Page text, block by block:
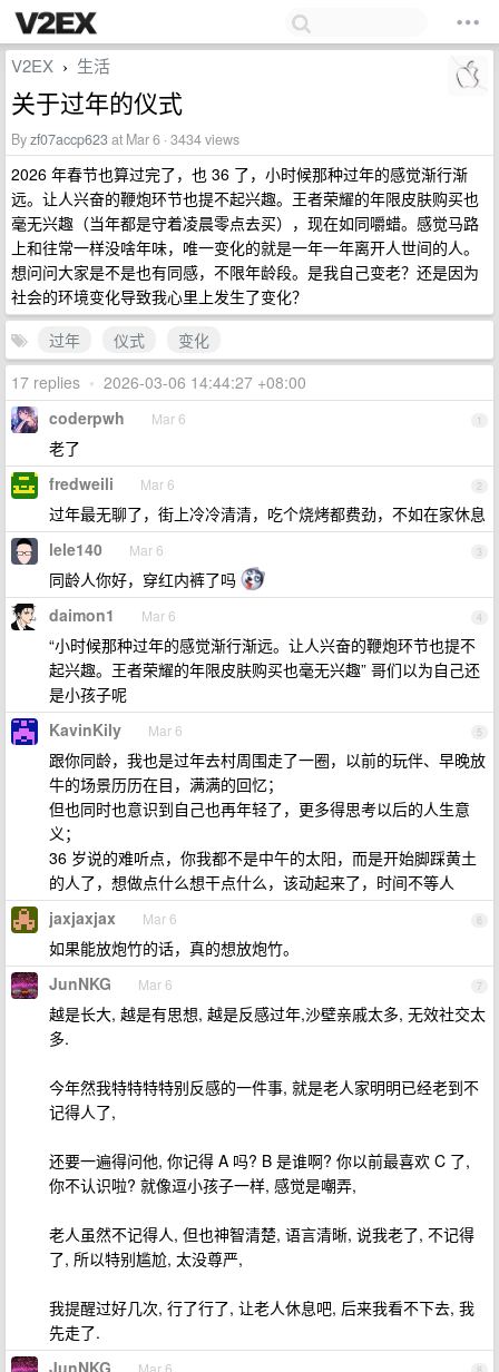
V2EX › 生活
关于过年的仪式
Byzf07accp623at Mar 6 · 3434 views
2026 年春节也算过完了，也 36 了，小时候那种过年的感觉渐行渐
远。让人兴奋的鞭炮环节也提不起兴趣。王者荣耀的年限皮肤购买也
毫无兴趣（当年都是守着凌晨零点去买），现在如同嚼蜡。感觉马路
上和往常一样没啥年味，唯一变化的就是一年一年离开人世间的人。
想问问大家是不是也有同感，不限年龄段。是我自己变老？还是因为
社会的环境变化导致我心里上发生了变化？
过年
仪式
变化
17 replies • 2026-03-06 14:44:27 +08:00
1
coderpwh Mar 6
老了
2
fredweili Mar 6
过年最无聊了，街上冷冷清清，吃个烧烤都费劲，不如在家休息
3
lele140 Mar 6
同龄人你好，穿红内裤了吗
4
daimon1 Mar 6
“小时候那种过年的感觉渐行渐远。让人兴奋的鞭炮环节也提不
起兴趣。王者荣耀的年限皮肤购买也毫无兴趣” 哥们以为自己还
是小孩子呢
5
KavinKily Mar 6
跟你同龄，我也是过年去村周围走了一圈，以前的玩伴、早晚放
牛的场景历历在目，满满的回忆；
但也同时也意识到自己也再年轻了，更多得思考以后的人生意
义；
36 岁说的难听点，你我都不是中午的太阳，而是开始脚踩黄土
的人了，想做点什么想干点什么，该动起来了，时间不等人
6
jaxjaxjax Mar 6
如果能放炮竹的话，真的想放炮竹。
7
JunNKG Mar 6
越是长大, 越是有思想, 越是反感过年,沙壁亲戚太多, 无效社交太
多.
今年然我特特特特别反感的一件事, 就是老人家明明已经老到不
记得人了,
还要一遍得问他, 你记得 A 吗? B 是谁啊? 你以前最喜欢 C 了,
你不认识啦? 就像逗小孩子一样, 感觉是嘲弄,
老人虽然不记得人, 但也神智清楚, 语言清晰, 说我老了, 不记得
了, 所以特别尴尬, 太没尊严,
我提醒过好几次, 行了行了, 让老人休息吧, 后来我看不下去, 我
先走了.
JunNKG Mar 6